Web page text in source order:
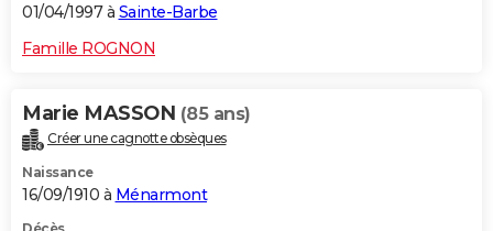
01/04/1997 à Sainte-Barbe
Famille ROGNON
Marie MASSON (85 ans)
Créer une cagnotte obsèques
Naissance
16/09/1910 à Ménarmont